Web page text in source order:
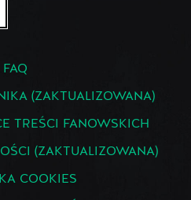
FAQ
(ZAKTUALIZOWANA)
TREŚCI FANOWSKICH
(ZAKTUALIZOWANA)
COOKIES